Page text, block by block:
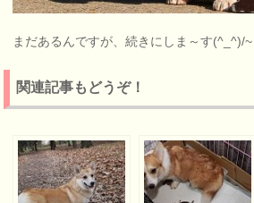
まだあるんですが、続きにしま～す(^_^)/~
関連記事もどうぞ！